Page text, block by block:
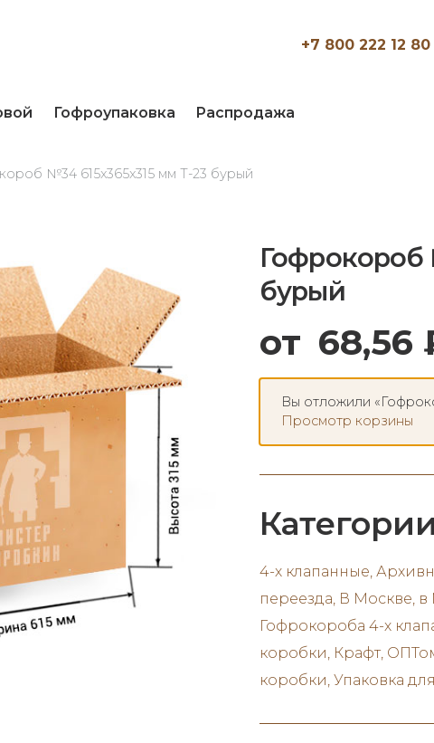
+7 800 222 12 80
Гофроупаковка Распродажа
№34 615x365x315 мм Т-23 бурый
Гофрокороб
бурый
от 68,56
Вы отложили
Просмотр корзины
Категории
4-х клапанные,
переезда, В Москве, в
Гофрокороба 4-х
коробки, Крафт,
коробки, Упаковка